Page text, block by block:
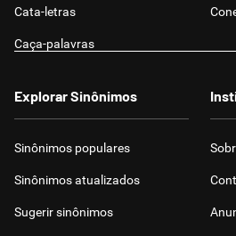
Cata-letras
Caça-palavras
Explorar Sinônimos
Sinônimos populares
Sinônimos atualizados
Sugerir sinônimos